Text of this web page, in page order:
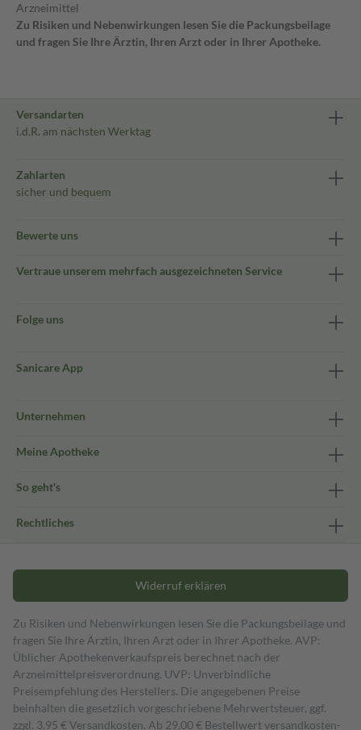
Arzneimittel
Zu Risiken und Nebenwirkungen lesen Sie die Packungsbeilage
und fragen Sie Ihre Ärztin, Ihren Arzt oder in Ihrer Apotheke.
Versandarten
i.d.R. am nächsten Werktag
Zahlarten
sicher und bequem
Bewerte uns
Vertraue unserem mehrfach ausgezeichneten Service
Folge uns
Sanicare App
Unternehmen
Meine Apotheke
So geht's
Rechtliches
Widerruf erklären
Zu Risiken und Nebenwirkungen lesen Sie die Packungsbeilage und
fragen Sie Ihre Ärztin, Ihren Arzt oder in Ihrer Apotheke. AVP:
Üblicher Apothekenverkaufspreis berechnet nach der
Arzneimittelpreisverordnung. UVP: Unverbindliche
Preisempfehlung des Herstellers. Die angegebenen Preise
beinhalten die gesetzlich vorgeschriebene Mehrwertsteuer, ggf.
zzgl. 3,95 € Versandkosten. Ab 29,00 € Bestell­wert versand­kosten­